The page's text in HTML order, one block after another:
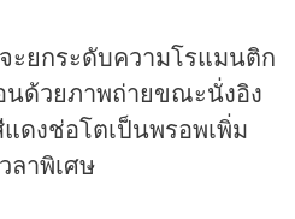
จะยกระดับความโรแมนติก
ด้วยภาพถ่ายขณะนั่งอิง
ดงช่อโตเป็นพรอพเพิ่ม
ลาพิเศษ